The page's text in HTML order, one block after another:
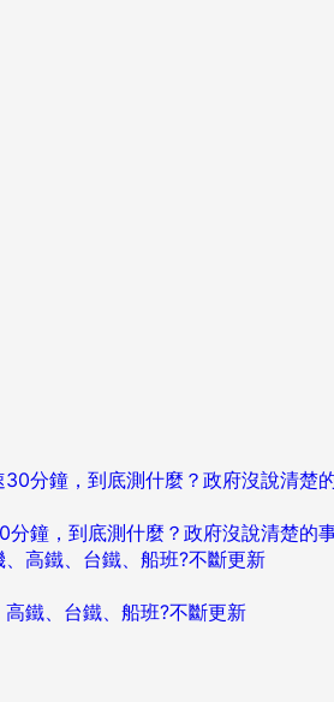
鐘，到底測什麼？政府沒說清楚的
鐵、台鐵、船班?不斷更新